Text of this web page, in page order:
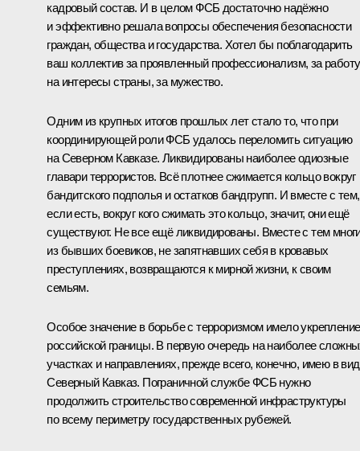
кадровый состав. И в целом ФСБ достаточно надёжно
и эффективно решала вопросы обеспечения безопасности
граждан, общества и государства. Хотел бы поблагодарить
ваш коллектив за проявленный профессионализм, за работу
на интересы страны, за мужество.
Одним из крупных итогов прошлых лет стало то, что при
координирующей роли ФСБ удалось переломить ситуацию
на Северном Кавказе. Ликвидированы наиболее одиозные
главари террористов. Всё плотнее сжимается кольцо вокруг
бандитского подполья и остатков бандгрупп. И вместе с тем,
если есть, вокруг кого сжимать это кольцо, значит, они ещё
существуют. Не все ещё ликвидированы. Вместе с тем
из бывших боевиков, не запятнавших себя в кровавых
преступлениях, возвращаются к мирной жизни, к своим
семьям.
Особое значение в борьбе с терроризмом имело укрепление
российской границы. В первую очередь на наиболее
участках и направлениях, прежде всего, конечно, имею в
Северный Кавказ. Пограничной службе ФСБ нужно
продолжить строительство современной инфраструктуры
по всему периметру государственных рубежей.